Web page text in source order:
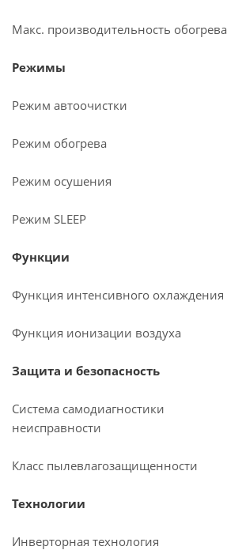
Макс. производительность обогрева
Режимы
Режим автоочистки
Режим обогрева
Режим осушения
Режим SLEEP
Функции
Функция интенсивного охлаждения
Функция ионизации воздуха
Защита и безопасность
Система самодиагностики
неисправности
Класс пылевлагозащищенности
Технологии
Инверторная технология